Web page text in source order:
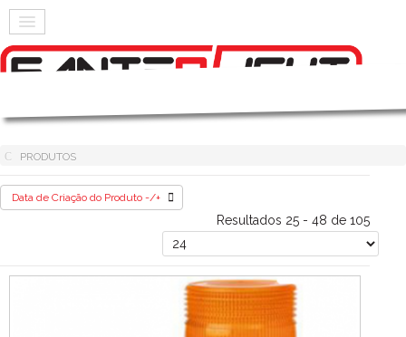
PRODUTOS
Data de Criação do Produto -/+
Resultados 25 - 48 de 105